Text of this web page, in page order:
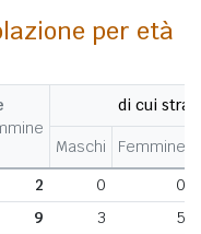
per età
di cui
Maschi Femmine
2 0
0
9 3
5